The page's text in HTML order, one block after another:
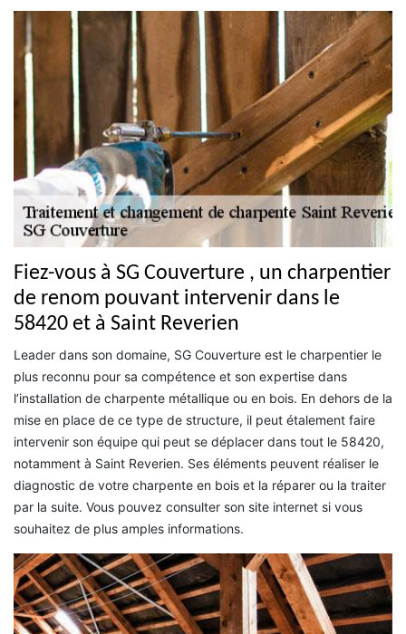
Fiez-vous à SG Couverture , un charpentier
de renom pouvant intervenir dans le
58420 et à Saint Reverien
Leader dans son domaine, SG Couverture est le charpentier le
plus reconnu pour sa compétence et son expertise dans
l’installation de charpente métallique ou en bois. En dehors de la
mise en place de ce type de structure, il peut étalement faire
intervenir son équipe qui peut se déplacer dans tout le 58420,
notamment à Saint Reverien. Ses éléments peuvent réaliser le
diagnostic de votre charpente en bois et la réparer ou la traiter
par la suite. Vous pouvez consulter son site internet si vous
souhaitez de plus amples informations.